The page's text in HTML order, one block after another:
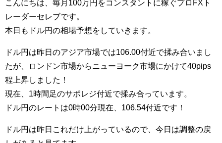
こんにちは、毎月100万円をコンスタントに稼ぐプロFXト
レーダーセレブです。
本日もドル円の相場予想をしていきます。
ドル円は昨日のアジア市場では106.00付近で揉み合いまし
たが、ロンドン市場からニューヨーク市場にかけて40pips
程上昇しました！
現在、1時間足のサポレジ付近で揉み合っています。
ドル円のレートは0時00分現在、106.54付近です！
ドル円は昨日これだけ上がっているので、今日は調整の戻